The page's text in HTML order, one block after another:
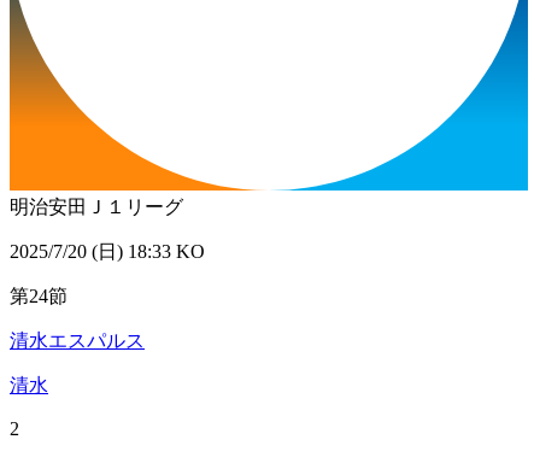
明治安田Ｊ１リーグ
2025/7/20 (日) 18:33 KO
第24節
清水エスパルス
清水
2